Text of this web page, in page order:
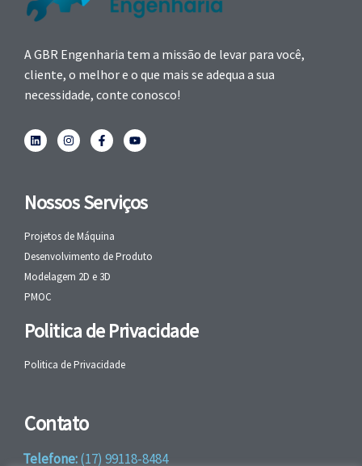
A GBR Engenharia tem a missão de levar para você,
cliente, o melhor e o que mais se adequa a sua
necessidade, conte conosco!
Nossos Serviços
Projetos de Máquina
Desenvolvimento de Produto
Modelagem 2D e 3D
PMOC
Politica de Privacidade
Politica de Privacidade
Contato
Telefone:(17) 99118-8484